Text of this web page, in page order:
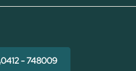
0412 - 748009